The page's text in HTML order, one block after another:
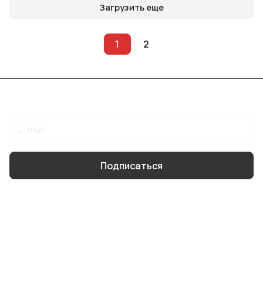
Загрузить еще
1 2
Подписаться